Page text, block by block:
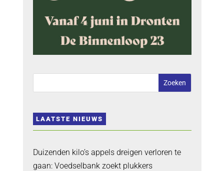
LAATSTE NIEUWS
Duizenden kilo’s appels dreigen verloren te
gaan: Voedselbank zoekt plukkers